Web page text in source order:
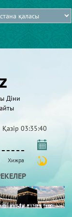
Діни
Қазір 03:35:40
Хижра